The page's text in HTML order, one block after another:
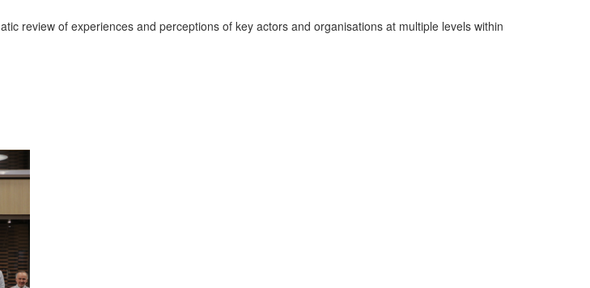
review of experiences and perceptions of key actors and organisations at multiple levels within